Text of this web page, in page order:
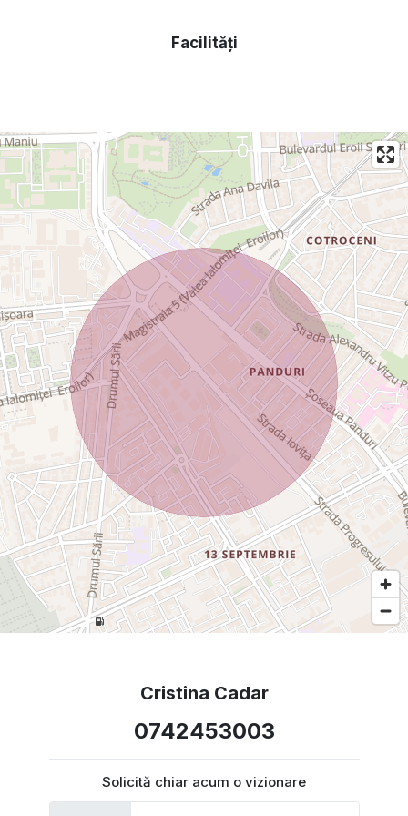
stalpi, pereti si plansee din beton armat. La realizarea
de rasinoase cu invelitoare din tabla faltuita. Toate
elementele componente ale sarpantei din lemn (popi,
capriori, clesti, cosoroabe, astereala) au fost supuse
tratamentului impotriva cariilor, insectelor, mucegaiului,
fungilor si nu in ultimul rand impotriva focului.
Toate materialele utilizate in executia structurii de rezistenta
au fost prevazute in proiectul tehnic de rezistenta mecanica
si stabilitate si, au fost insotite de fise tehnice, agrement
tehnic de conformitate, documente ce se regasesc in Cartea
Tehnica a Constructiei.
Constructia a fost proiectata sa reziste la cutremure cu
magnitudinea cuprinsa intre 8 si 8,5 grade pe scara Richter.
Izolarea este realizata cu polistiren expandat EPS 80 de 100
mm ecranat intre nivele cu vata bazaltica de 100 mm pentru
confort termic, acustic, siguranta la incendiu si un impact
redus asupra mediului inconjurator
Tencuiala decorativa de exterior este rezistenta la apa,
texturata, permeabila la vapori, rezistenta la fisuri si solicitari
mecanice, protejeaza izolatia termica, durabila, usor de
revopsit pentru a da in viitor cladirii un aer proaspat si a
facilita intretinerea si repararea.
Ferestre Salamander Bluevolution 82 – Noua generatie a
sistemului Blu Evolution are o structura inovativa cu 6
camere, adancime constructiva de 82 mm. Sistemul dispune
de o protectie termica optima oferind cea mai buna eficienta
energetica. Izolarea termica a ferestrei Blu Evolution 82 este
excelenta pentru ca garnitura mediana imbunatateste
Accesorii feronerie ROTO NT
Videointerfon ELECTRA SMART – Panou exterior cu
suprafata GLASS securizata 8 mm, carcasa aluminiu, camera
Facilități
Cristina Cadar
0742453003
Solicită chiar acum o vizionare